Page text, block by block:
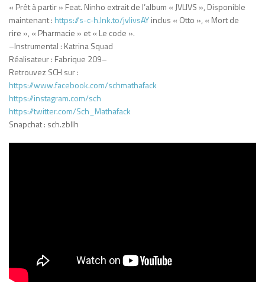
« Prêt à partir » Feat. Ninho extrait de l’album « JVLIVS », Disponible
maintenant : https://s-c-h.lnk.to/jvlivsAYinclus « Otto », « Mort de
rire », « Pharmacie » et « Le code ».
–Instrumental : Katrina Squad
Réalisateur : Fabrique 209–
Retrouvez SCH sur :
https://www.facebook.com/schmathafack
https://instagram.com/sch
https://twitter.com/Sch_Mathafack
Snapchat : sch.zbllh